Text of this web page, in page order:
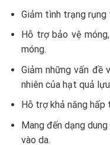
Giảm tình trạng
Hỗ trợ bảo vệ
móng.
Giảm những vấn đề
nhiên của hạt quả
Hỗ trợ khả năng
Mang đến dạng
vào da.